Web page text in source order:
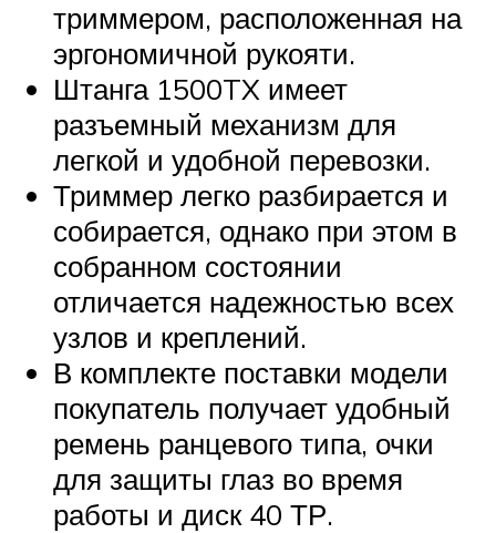
триммером, расположенная на
эргономичной рукояти.
Штанга 1500TX имеет
разъемный механизм для
легкой и удобной перевозки.
Триммер легко разбирается и
собирается, однако при этом в
собранном состоянии
отличается надежностью всех
узлов и креплений.
В комплекте поставки модели
покупатель получает удобный
ремень ранцевого типа, очки
для защиты глаз во время
работы и диск 40 ТР.